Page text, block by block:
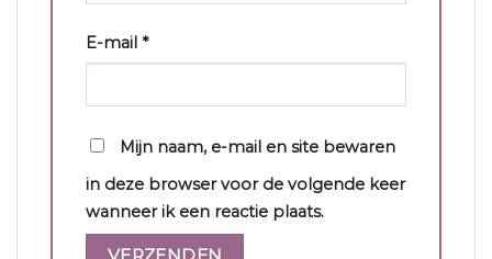
E-mail *
Mijn naam, e-mail en site bewaren
in deze browser voor de volgende keer
wanneer ik een reactie plaats.